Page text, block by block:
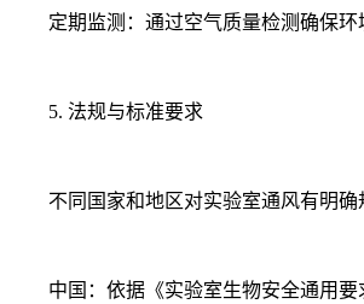
定期监测：通过空气质量检测确保环
5. 法规与标准要求
不同国家和地区对实验室通风有明确
中国：依据《实验室生物安全通用要求